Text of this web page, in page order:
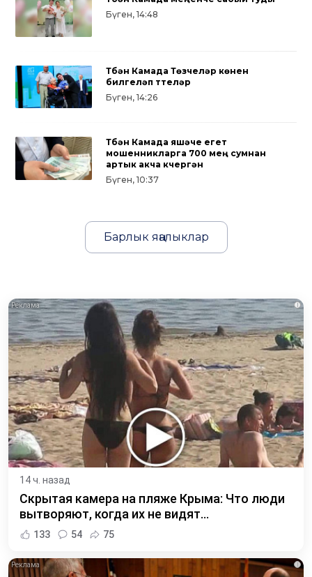
Бүген, 14:48
Түбән Камада Төзүчеләр көнен
билгеләп үттеләр
Бүген, 14:26
Түбән Камада яшәүче егет
мошенникларга 700 мең сумнан
артык акча күчергән
Бүген, 10:37
Барлык яңалыклар
i
14 ч. назад
Скрытая камера на пляже Крыма: Что люди
вытворяют, когда их не видят...
133 54 75
i